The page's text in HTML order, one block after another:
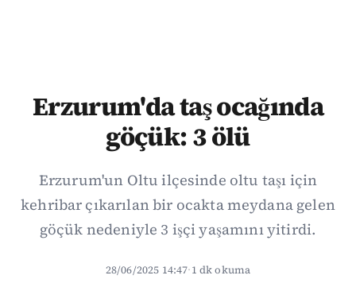
Erzurum'da taş ocağında
göçük: 3 ölü
Erzurum'un Oltu ilçesinde oltu taşı için
kehribar çıkarılan bir ocakta meydana gelen
göçük nedeniyle 3 işçi yaşamını yitirdi.
28/06/2025 14:47·1 dk okuma